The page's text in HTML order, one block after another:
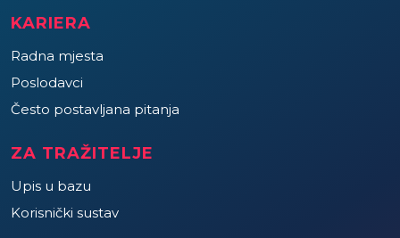
KARIERA
Radna mjesta
Poslodavci
Često postavljana pitanja
ZA TRAŽITELJE
Upis u bazu
Korisnički sustav